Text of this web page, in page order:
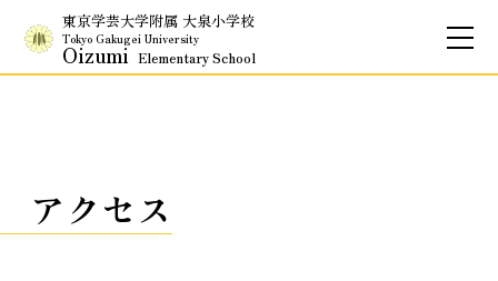
東京学芸大学附属 大泉小学校
Tokyo Gakugei University
Oizumi Elementary School
アクセス